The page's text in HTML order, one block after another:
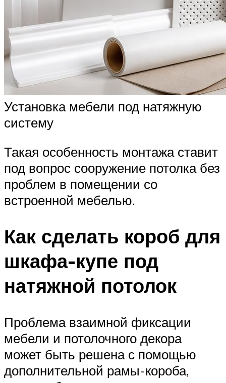
Установка мебели под натяжную
систему
Такая особенность монтажа ставит
под вопрос сооружение потолка без
проблем в помещении со
встроенной мебелью.
Как сделать короб для
шкафа-купе под
натяжной потолок
Проблема взаимной фиксации
мебели и потолочного декора
может быть решена с помощью
дополнительной рамы-короба,